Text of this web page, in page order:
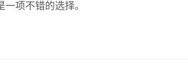
项不错的选择。